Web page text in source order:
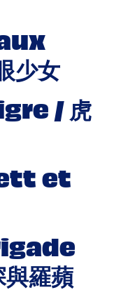
女
/ 虎
et
羅蘋